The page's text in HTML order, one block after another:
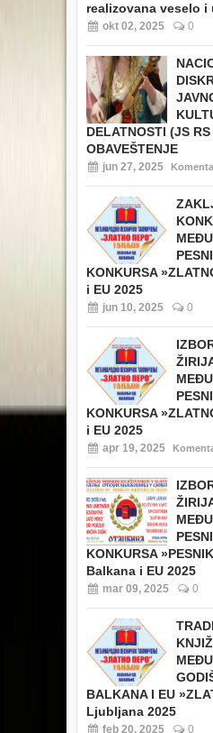
realizovana veselo i
okt 02, 2025 0
DELATNOSTI (JS
OBAVEŠTENJE
jun 27, 2025
KONKURSA
i EU 2025
jun 10, 2025 0
KONKURSA
i EU 2025
apr 19, 2025
KONKURSA
Balkana i EU 2025
mar 09, 2025 0
BALKANA I EU
Ljubljana 2025
feb 20, 2025 0